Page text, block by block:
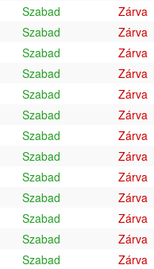
Szabad Zárva
Szabad Zárva
Szabad Zárva
Szabad Zárva
Szabad Zárva
Szabad Zárva
Szabad Zárva
Szabad Zárva
Szabad Zárva
Szabad Zárva
Szabad Zárva
Szabad Zárva
Szabad Zárva